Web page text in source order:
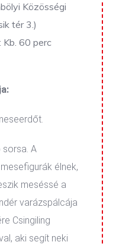
Közösségi
tér 3.)
60 perc
sorsa. A
élnek,
meséssé a
varázspálcája
Csingiling
aki segít neki